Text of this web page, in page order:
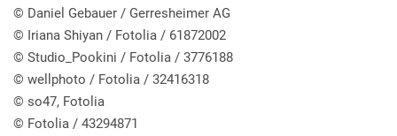
© Daniel Gebauer / Gerresheimer AG
© Iriana Shiyan / Fotolia / 61872002
© Studio_Pookini / Fotolia / 3776188
© wellphoto / Fotolia / 32416318
© so47, Fotolia
© Fotolia / 43294871